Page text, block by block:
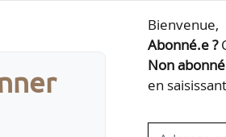
(chevalier, officier,
bravoure, de…
Bienvenue,
Abonné.e ?
Non
en